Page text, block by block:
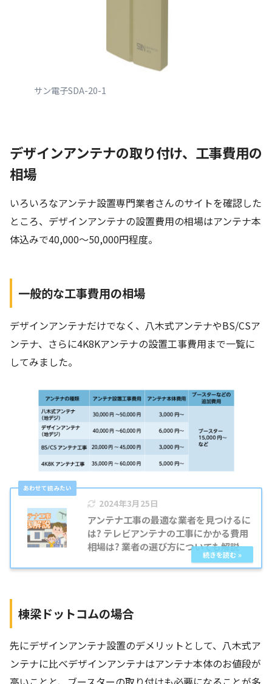
サン電子SDA-20-1
デザインアンテナの取り付け、工事費用の
相場
いろいろなアンテナ設置専門業者さんのサイトを確認した
ところ、デザインアンテナの設置費用の相場はアンテナ本
体込みで40,000～50,000円程度。
一般的な工事費用の相場
デザインアンテナだけでなく、八木式アンテナやBS/CSア
ンテナ、さらに4K8Kアンテナの設置工事費用まで一覧に
してみました。
2024年3月25日
アンテナ工事の最適な業者を見つけるに
は? テレビアンテナの工事にかかる費用
相場は? 業者の選び方についても解説
棟梁ドットコムの場合
先にデザインアンテナ設置のデメリットとして、八木式ア
ンテナに比べデザインアンテナはアンテナ本体のお値段が